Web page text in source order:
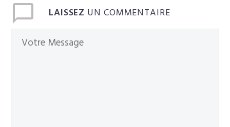
LAISSEZ UN COMMENTAIRE